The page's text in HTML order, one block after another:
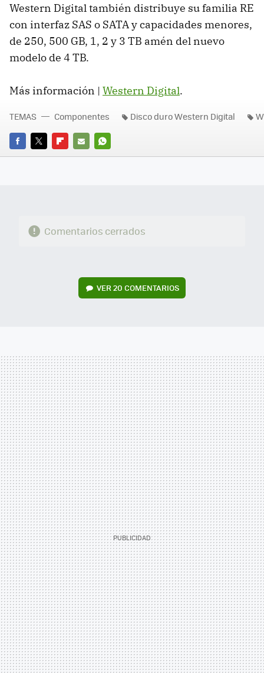
Western Digital también distribuye su familia RE
con interfaz SAS o SATAy capacidades menores,
de 250, 500 GB, 1, 2 y 3 TB amén del nuevo
modelo de 4 TB.
Más información | Western Digital.
FACEBOOK
TWITTERFLIPBOARD
E-
WHATSAPP
TEMAS Componentes Disco duro Western Digital
Comentarios cerrados
VER20 COMENTARIOS